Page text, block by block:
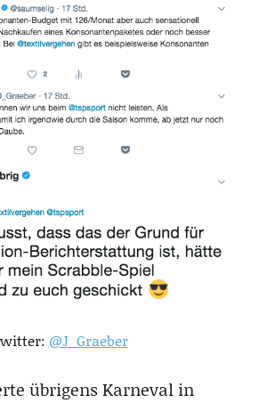
@J_Graeber
übrigens Karneval in